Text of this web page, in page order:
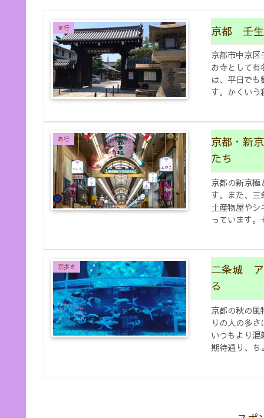
ま行 京都 壬生
京都市中京区
お寺として
は、平日で
す。かくい
あ行
京都・新
たち
京都の新京極
す。また、三
土産物屋やシ
っています
京歩き
二条城 ア
る
京都の秋の風
りの人の多
いつもより混
期待通り、ち